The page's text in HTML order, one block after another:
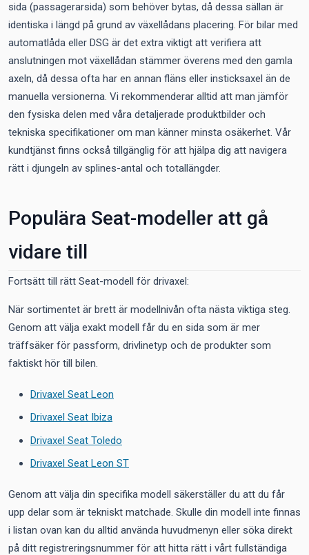
sida (passagerarsida) som behöver bytas, då dessa sällan är
identiska i längd på grund av växellådans placering. För bilar med
automatlåda eller DSG är det extra viktigt att verifiera att
anslutningen mot växellådan stämmer överens med den gamla
axeln, då dessa ofta har en annan fläns eller insticksaxel än de
manuella versionerna. Vi rekommenderar alltid att man jämför
den fysiska delen med våra detaljerade produktbilder och
tekniska specifikationer om man känner minsta osäkerhet. Vår
kundtjänst finns också tillgänglig för att hjälpa dig att navigera
rätt i djungeln av splines-antal och totallängder.
Populära Seat-modeller att gå
vidare till
Fortsätt till rätt Seat-modell för drivaxel:
När sortimentet är brett är modellnivån ofta nästa viktiga steg.
Genom att välja exakt modell får du en sida som är mer
träffsäker för passform, drivlinetyp och de produkter som
faktiskt hör till bilen.
Drivaxel Seat Leon
Drivaxel Seat Ibiza
Drivaxel Seat Toledo
Drivaxel Seat Leon ST
Genom att välja din specifika modell säkerställer du att du får
upp delar som är tekniskt matchade. Skulle din modell inte finnas
i listan ovan kan du alltid använda huvudmenyn eller söka direkt
på ditt registreringsnummer för att hitta rätt i vårt fullständiga